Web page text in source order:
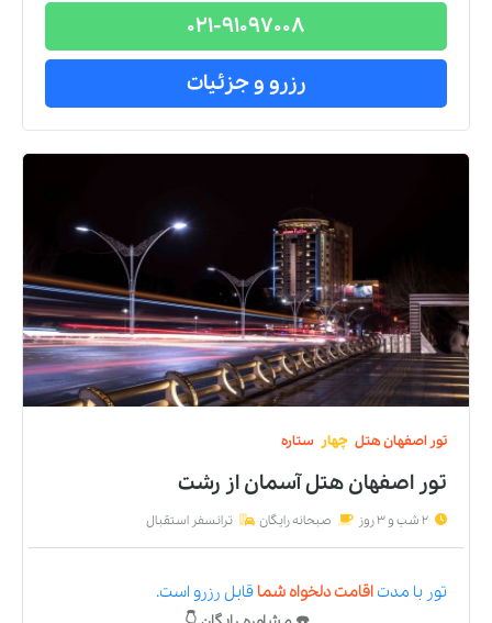
021-91097008
رزرو و جزئیات
تور اصفهانهتل چهار ستاره
تور اصفهان هتل آسماناز رشت
2 شب و 3 روز صبحانه رایگان ترانسفر استقبال
تور با مدتاقامت دلخواه شما قابل رزرو است.